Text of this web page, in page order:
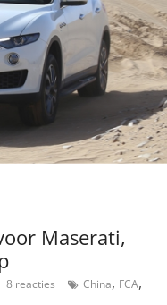
Maserati,
8 reacties China, FCA,